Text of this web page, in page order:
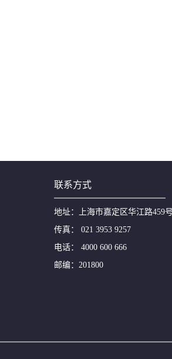
联系方式
地址：上海市嘉定区华江路459
传真： 021 3953 9257
电话： 4000 600 666
邮编：201800